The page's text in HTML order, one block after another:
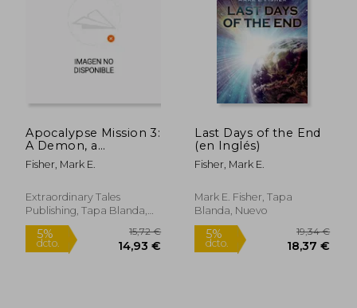
5%
dcto. 32,48 €
5%
dcto. 34,09
Apocalypse Mission 3:
A Demon, a
Dungeon, a Den of
Evil (en Inglés)
Fisher, Mark E.
Extraordinary Tales
Publishing, Tapa Blanda,
Nuevo
Last Days of the End
(en Inglés)
Fisher, Mark E.
Mark E. Fisher, Tapa
Blanda, Nuevo